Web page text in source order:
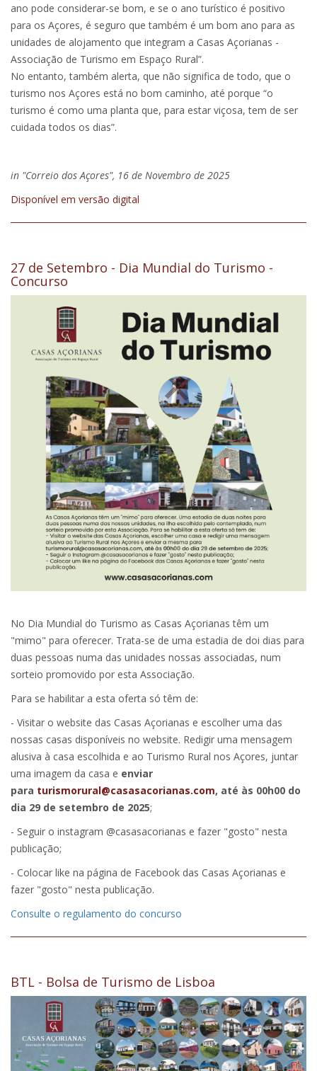
ano pode considerar-se bom, e se o ano turístico é positivo
para os Açores, é seguro que também é um bom ano para as
unidades de alojamento que integram a Casas Açorianas -
Associação de Turismo em Espaço Rural”.
No entanto, também alerta, que não significa de todo, que o
turismo nos Açores está no bom caminho, até porque “o
turismo é como uma planta que, para estar viçosa, tem de ser
cuidada todos os dias”.
in "Correio dos Açores", 16 de Novembro de 2025
Disponível em versão digital
27 de Setembro - Dia Mundial do Turismo -
Concurso
No Dia Mundial do Turismo as Casas Açorianas têm um
"mimo" para oferecer. Trata-se de uma estadia de doi dias para
duas pessoas numa das unidades nossas associadas, num
sorteio promovido por esta Associação.
Para se habilitar a esta oferta só têm de:
- Visitar o website das Casas Açorianas e escolher uma das
nossas casas disponíveis no website. Redigir uma mensagem
alusiva à casa escolhida e ao Turismo Rural nos Açores, juntar
uma imagem da casa e enviar
para turismorural@casasacorianas.com, até às 00h00 do
dia 29 de setembro de 2025;
- Seguir o instagram @casasacorianas e fazer "gosto" nesta
publicação;
- Colocar like na página de Facebook das Casas Açorianas e
fazer "gosto" nesta publicação.
Consulte o regulamento do concurso
BTL - Bolsa de Turismo de Lisboa